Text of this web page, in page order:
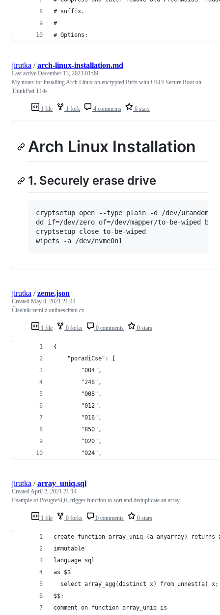
# suffix.
#
# Options:
1 file 1 fork 4 comments 6 stars
jirutka /arch-linux-installation.md
Last active December 13, 2023 01:09
My notes for installing Arch Linux on encrypted Btrfs with UEFI Secure Boot on
ThinkPad T14s
Arch Linux Installation
1. Securely erase drive
cryptsetup open --type plain -d /dev/urandom /
dd if=/dev/zero of=/dev/mapper/to-be-wiped
cryptsetup close to-be-wiped
wipefs -a /dev/nvme0n1
1 file 0 forks 0 comments 0 stars
jirutka /zeme.json
Created May 8, 2021 21:44
Číselník zemí z onlinescitani.cz
{
    "poradiCse": [
        "004",
        "248",
        "008",
        "012",
        "016",
        "850",
        "020",
        "024",
1 file 0 forks 0 comments 0 stars
jirutka /array_uniq.sql
Created April 2, 2021 21:14
Example of PostgreSQL trigger function to sort and deduplicate an array
create function array_uniq (a anyarray) returns
immutable
language sql
as $$
  select array_agg(distinct x) from unnest(a) x;
$$;
comment on function array_uniq is